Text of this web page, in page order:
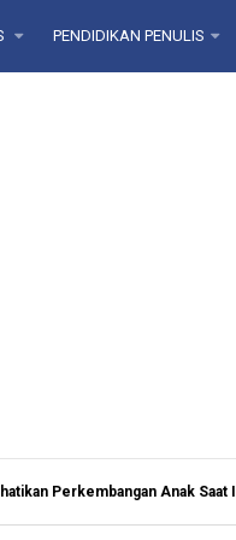
PENDIDIKAN PENULIS
Perkembangan Anak Saat